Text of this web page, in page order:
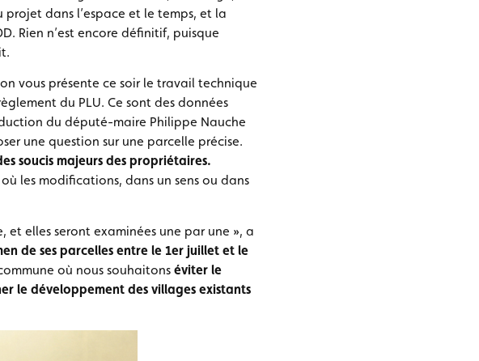
dans l’espace et le temps, et la
Rien n’est encore définitif, puisque
vous présente ce soir le travail technique
du PLU. Ce sont des données
du député-maire Philippe Nauche
une question sur une parcelle précise.
soucis majeurs des propriétaires.
les modifications, dans un sens ou dans
et elles seront examinées une par une », a
de ses parcelles entre le 1er juillet et le
où nous souhaitons éviter le
le développement des villages existants